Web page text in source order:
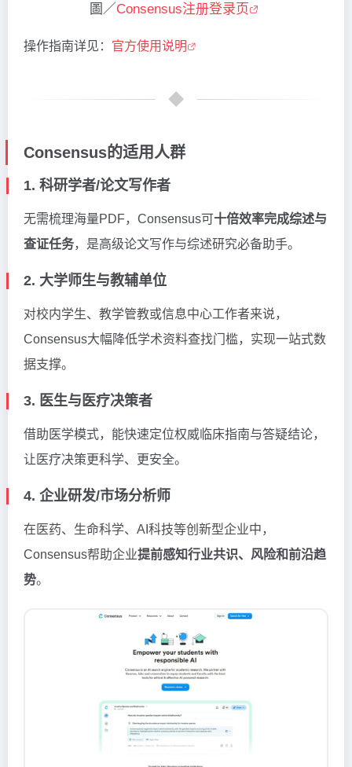
圖／Consensus注册登录页
操作指南详见： 官方使用说明
Consensus的适用人群
1. 科研学者/论文写作者
无需梳理海量PDF，Consensus可十倍效率完成综述与
查证任务，是高级论文写作与综述研究必备助手。
2. 大学师生与教辅单位
对校内学生、教学管教或信息中心工作者来说，
Consensus大幅降低学术资料查找门槛，实现一站式数
据支撑。
3. 医生与医疗决策者
借助医学模式，能快速定位权威临床指南与答疑结论，
让医疗决策更科学、更安全。
4. 企业研发/市场分析师
在医药、生命科学、AI科技等创新型企业中，
Consensus帮助企业提前感知行业共识、风险和前沿趋
势。